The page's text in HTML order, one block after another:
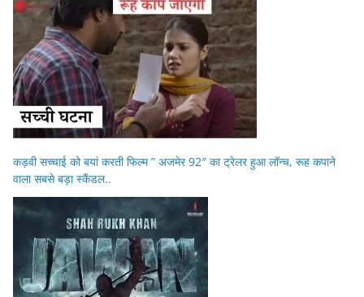
कड़वी सच्चाई को बयां करती फिल्म ” अजमेर 92″ का ट्रेलर हुआ लॉन्च, रूह कपाने
वाला सबसे बड़ा स्कैंडल..